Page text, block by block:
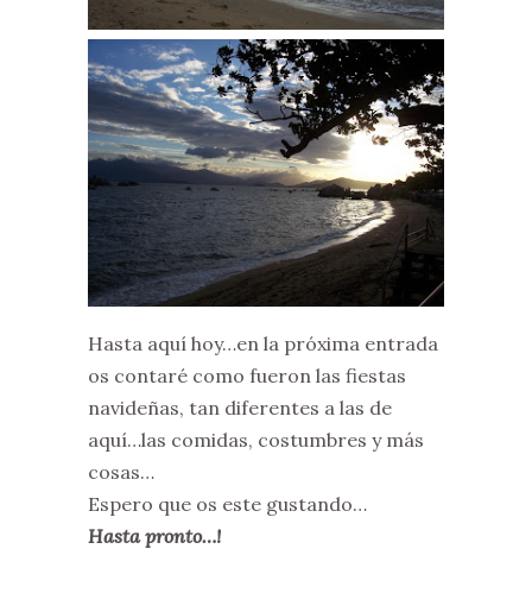
Hasta aquí hoy…en la próxima entrada
os contaré como fueron las fiestas
navideñas, tan diferentes a las de
aquí…las comidas, costumbres y más
cosas…
Espero que os este gustando…
Hasta pronto…!